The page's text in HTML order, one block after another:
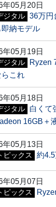
年05月20日
ジタル 36万円
即納モデル
年05月19日
ジタル
Ryzen
らこれ
年05月18日
ジタル
白くて
16GB＋
年05月13日
ピックス 約
年05月07日
ピックス